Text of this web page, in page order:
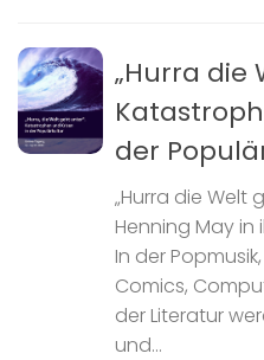
„Hurra die
der
„Hurra die Welt
Henning May
In der
Comics,
der Literatur
und...